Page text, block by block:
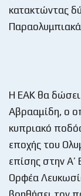
κατακτώντας
Η ΕΑΚ θα δώσει
Αβρααμίδη, ο
κυπριακό
εποχής του
επίσης στην Α’
Ορφέα